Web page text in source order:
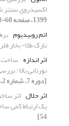
اکسیدروی سنتز
1399، صفحه 60-68]
اتم روبیدیوم
نازک طلا- بخار
اثر اندازه ساخت
نورتابی بالا :
[دوره 7، شماره 2، 1399، صفحه 89-96]
اثر حلال اثر
یک ارتباط کمی
54]